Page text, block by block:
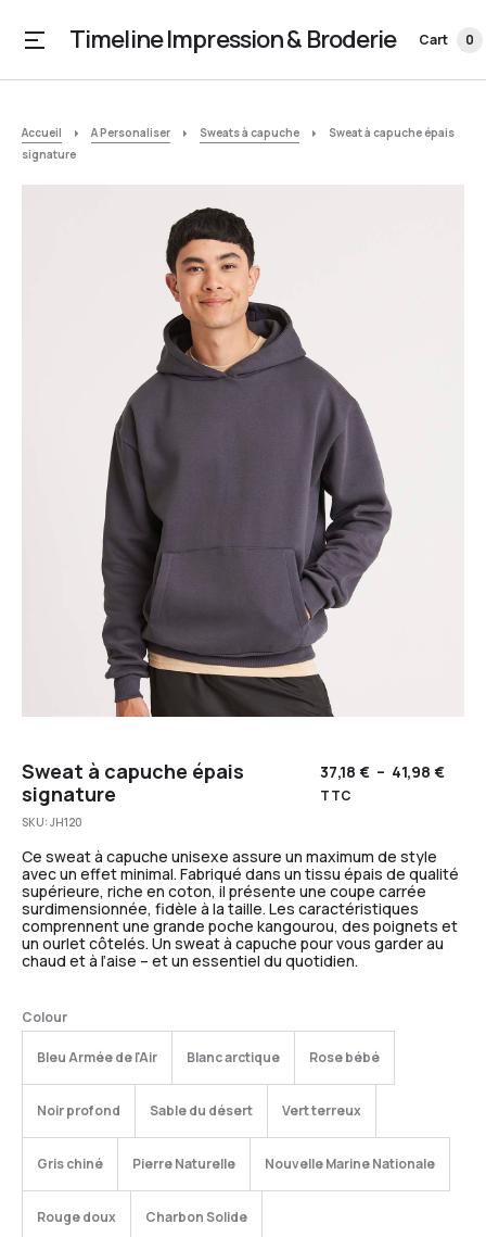
Timeline Impression & Broderie Cart 0
Accueil A Personaliser Sweats à capuche
Sweat à capuche épais
signature
Sweat à capuche épais
signature
37,18€ – 41,98€
TTC
SKU:JH120
Ce sweat à capuche unisexe assure un maximum de style
avec un effet minimal. Fabriqué dans un tissu épais de qualité
supérieure, riche en coton, il présente une coupe carrée
surdimensionnée, fidèle à la taille. Les caractéristiques
comprennent une grande poche kangourou, des poignets et
un ourlet côtelés. Un sweat à capuche pour vous garder au
chaud et à l’aise – et un essentiel du quotidien.
Colour
Bleu Armée de l'Air Blanc arctique Rose bébé
Noir profond Sable du désert Vert terreux
Gris chiné Pierre Naturelle Nouvelle Marine Nationale
Rouge doux Charbon Solide